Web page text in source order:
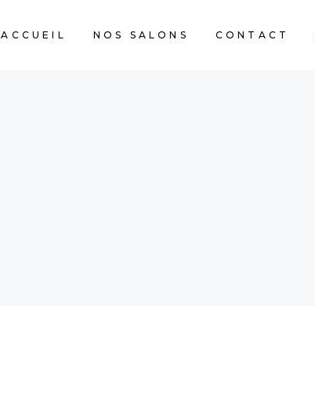
ACCUEIL NOS SALONS CONTACT